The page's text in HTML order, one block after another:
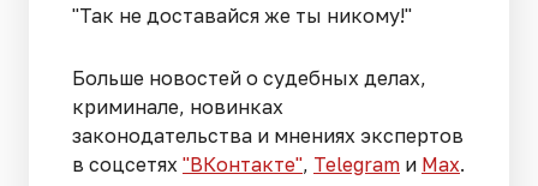
"Так не доставайся же ты никому!"
Больше новостей о судебных делах,
криминале, новинках
законодательства и мнениях экспертов
в соцсетях "ВКонтакте", Telegram и Max.